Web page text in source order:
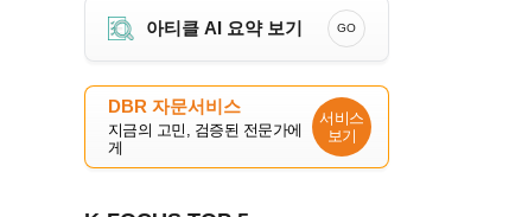
아티클 AI 요약 보기 GO
DBR 자문서비스
지금의 고민, 검증된 전문가에
게
서비스
보기